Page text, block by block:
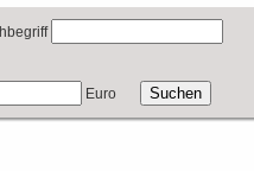
Euro